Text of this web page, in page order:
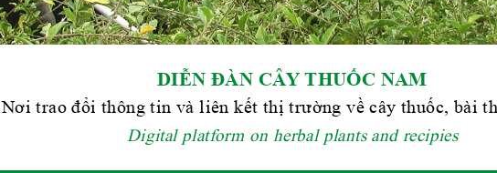
DIỄN ĐÀN CÂY THUỐC NAM
Nơi trao đổi thông tin và liên kết thị trường về cây thuốc, bài
Digital platform on herbal plants and recipies